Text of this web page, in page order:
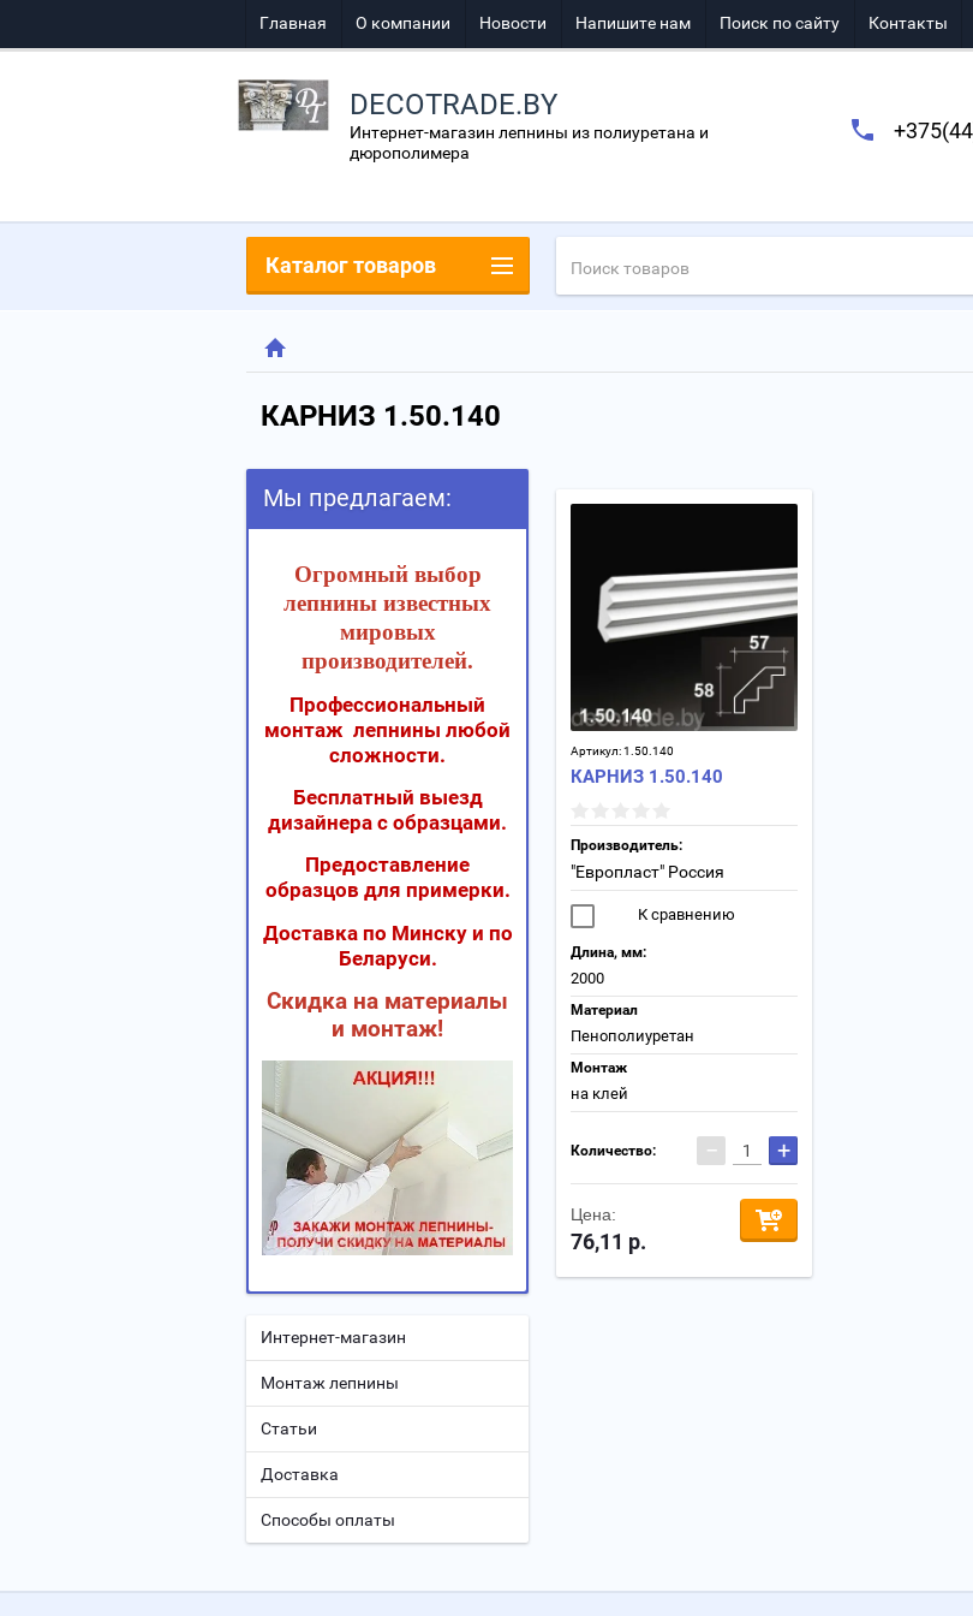
Главная О компании Новости Напишите нам Поиск по сайту Контакты
DECOTRADE.BY
Интернет-магазин лепнины из полиуретана и
дюрополимера
КАРНИЗ 1.50.140
Артикул:1.50.140
КАРНИЗ 1.50.140
Производитель:
"Европласт" Россия
К сравнению
Длина, мм:
2000
Материал
Пенополиуретан
Монтаж
на клей
Количество: − +
Цена:
76,11 р.
Каталог товаров
Мы предлагаем:
Огромный выбор
лепнины известных
мировых
производителей.
Профессиональный
монтаж лепнины любой
сложности.
Бесплатный выезд
дизайнера с образцами.
Предоставление
образцов для примерки.
Доставка по Минску и по
Беларуси.
Скидка на материалы
и монтаж!
Интернет-магазин
Монтаж лепнины
Статьи
Доставка
Способы оплаты